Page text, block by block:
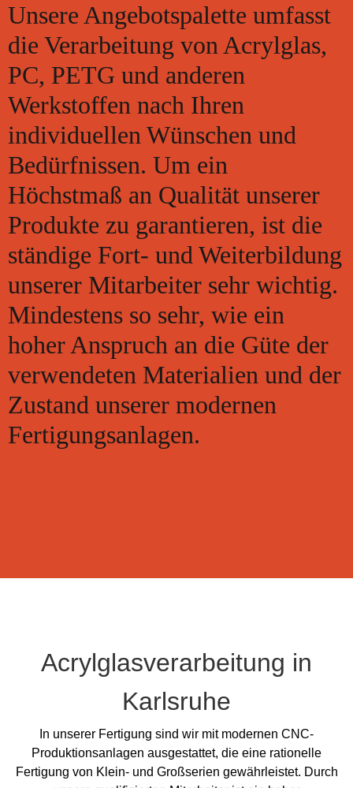
Unsere Angebotspalette umfasst
die Verarbeitung von Acrylglas,
PC, PETG und anderen
Werkstoffen nach Ihren
individuellen Wünschen und
Bedürfnissen. Um ein
Höchstmaß an Qualität unserer
Produkte zu garantieren, ist die
ständige Fort- und Weiterbildung
unserer Mitarbeiter sehr wichtig.
Mindestens so sehr, wie ein
hoher Anspruch an die Güte der
verwendeten Materialien und der
Zustand unserer modernen
Fertigungsanlagen.
Acrylglasverarbeitung in
Karlsruhe
In unserer Fertigung sind wir mit modernen CNC-
Produktionsanlagen ausgestattet, die eine rationelle
Fertigung von Klein- und Großserien gewährleistet. Durch